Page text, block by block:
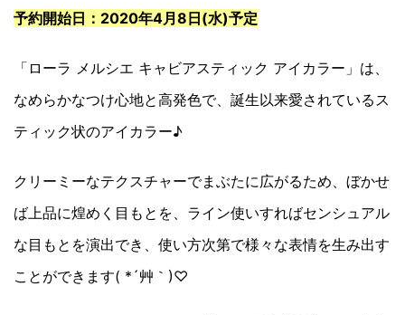
予約開始日：2020年4月8日(水)予定
「ローラ メルシエ キャビアスティック アイカラー」は、
なめらかなつけ心地と高発色で、誕生以来愛されているス
ティック状のアイカラー♪
クリーミーなテクスチャーでまぶたに広がるため、ぼかせ
ば上品に煌めく目もとを、ライン使いすればセンシュアル
な目もとを演出でき、使い方次第で様々な表情を生み出す
ことができます( *´艸｀)♡